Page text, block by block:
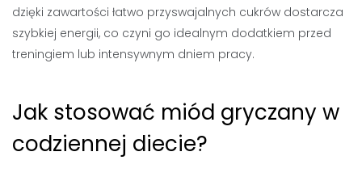
dzięki zawartości łatwo przyswajalnych cukrów dostarcza
szybkiej energii, co czyni go idealnym dodatkiem przed
treningiem lub intensywnym dniem pracy.
Jak stosować miód gryczany w
codziennej diecie?